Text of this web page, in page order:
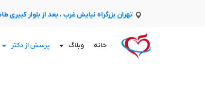
تهران بزرگراه نیایش غرب ، بعد از بلوار کبیری
خانه وبلاگ پرسش از دکتر